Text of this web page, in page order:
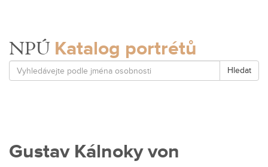
NPÚ Katalog portrétů
Hledat
Gustav Kálnoky von